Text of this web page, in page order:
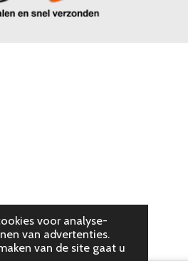
voor analyse-
van advertenties.
van de site gaat u